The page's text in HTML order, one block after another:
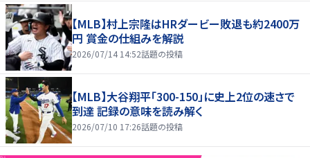
【MLB】村上宗隆はHRダービー敗退も約2400万
円 賞金の仕組みを解説
2026/07/14 14:52話題の投稿
【MLB】大谷翔平「300-150」に史上2位の速さで
到達 記録の意味を読み解く
2026/07/10 17:26話題の投稿